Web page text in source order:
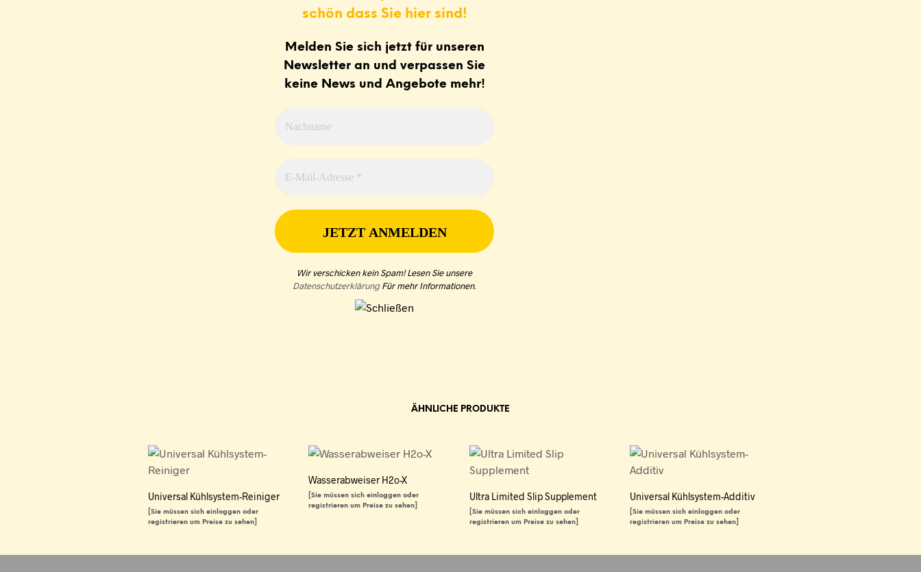
schön dass Sie hier sind!
Melden Sie sich jetzt für unseren
Newsletter an und verpassen Sie
keine News und Angebote mehr!
Wir verschicken kein Spam! Lesen Sie unsere
DatenschutzerklärungFür mehr Informationen.
ÄHNLICHE PRODUKTE
Universal Kühlsystem-Reiniger
[Sie müssen sich einloggen oder
registrieren um Preise zu sehen]
Wasserabweiser H2o-X
[Sie müssen sich einloggen oder
registrieren um Preise zu sehen]
Ultra Limited Slip Supplement
[Sie müssen sich einloggen oder
registrieren um Preise zu sehen]
Universal Kühlsystem-Additiv
[Sie müssen sich einloggen oder
registrieren um Preise zu sehen]